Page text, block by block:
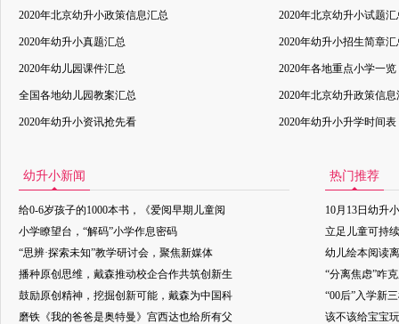
2020年北京幼升小政策信息汇总 2020年北京幼升小试题汇
2020年幼升小真题汇总 2020年幼升小招生简章汇
2020年幼儿园课件汇总 2020年各地重点小学一览
全国各地幼儿园教案汇总 2020年北京幼升政策信息
2020年幼升小资讯抢先看 2020年幼升小升学时间表
幼升小新闻
给0-6岁孩子的1000本书，《爱阅早期儿童阅
小学瞭望台，“解码”小学作息密码
“思辨·探索未知”教学研讨会，聚焦新媒体
播种原创思维，戴森推动校企合作共筑创新生
鼓励原创精神，挖掘创新可能，戴森为中国科
磨铁《我的爸爸是奥特曼》宫西达也给所有父
热门推荐
10月13日幼升
立足儿童可持
幼儿绘本阅读
“分离焦虑”咋
“00后”入学新
该不该给宝宝